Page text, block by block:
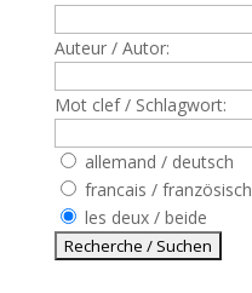
Auteur / Autor:
Mot clef / Schlagwort:
allemand / deutsch
francais / französisch
les deux / beide